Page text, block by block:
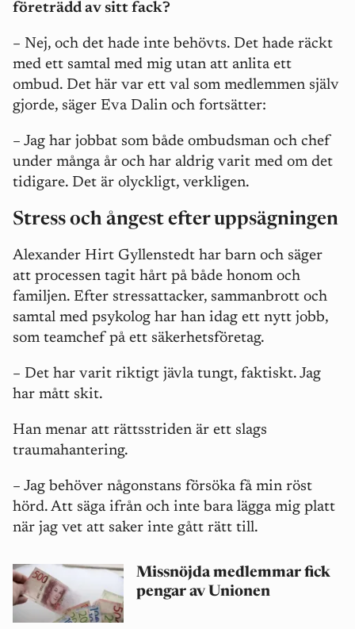
företrädd av sitt fack?
– Nej, och det hade inte behövts. Det hade räckt
med ett samtal med mig utan att anlita ett
ombud. Det här var ett val som medlemmen själv
gjorde, säger Eva Dalin och fortsätter:
– Jag har jobbat som både ombudsman och chef
under många år och har aldrig varit med om det
tidigare. Det är olyckligt, verkligen.
Stress och ångest efter uppsägningen
Alexander Hirt Gyllenstedt har barn och säger
att processen tagit hårt på både honom och
familjen. Efter stressattacker, sammanbrott och
samtal med psykolog har han idag ett nytt jobb,
som teamchef på ett säkerhetsföretag.
– Det har varit riktigt jävla tungt, faktiskt. Jag
har mått skit.
Han menar att rättsstriden är ett slags
traumahantering.
– Jag behöver någonstans försöka få min röst
hörd. Att säga ifrån och inte bara lägga mig platt
när jag vet att saker inte gått rätt till.
Missnöjda medlemmar fick
pengar av Unionen